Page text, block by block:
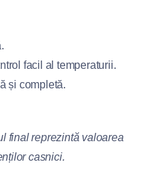
facil al temperaturii.
și completă.
final reprezintă valoarea
casnici.